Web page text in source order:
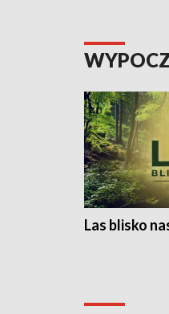
Las blisko